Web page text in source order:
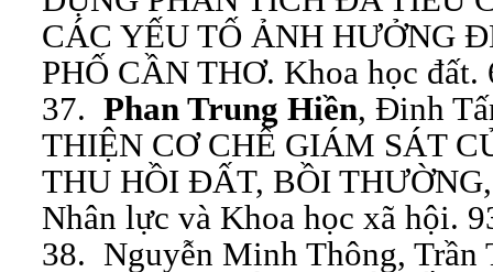
CÁC YẾU TỐ ẢNH HƯỞNG
PHỐ CẦN THƠ. Khoa học
37. Phan Trung Hiền, Đinh
THIỆN CƠ CHẾ GIÁM SÁT
THU HỒI ĐẤT, BỒI
Nhân lực và Khoa học xã hội.
38. Nguyễn Minh Thông, Trần